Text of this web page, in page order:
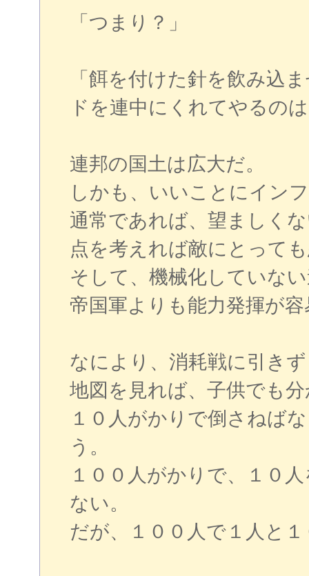
「つまり？」
「餌を付けた針を飲み込
ドを連中にくれてやるの
連邦の国土は広大だ。
しかも、いいことにイン
通常であれば、望ましく
点を考えれば敵にとって
そして、機械化していな
帝国軍よりも能力発揮が容
なにより、消耗戦に引き
地図を見れば、子供でも
１０人がかりで倒さねば
う。
１００人がかりで、１０
ない。
だが、１００人で１人と